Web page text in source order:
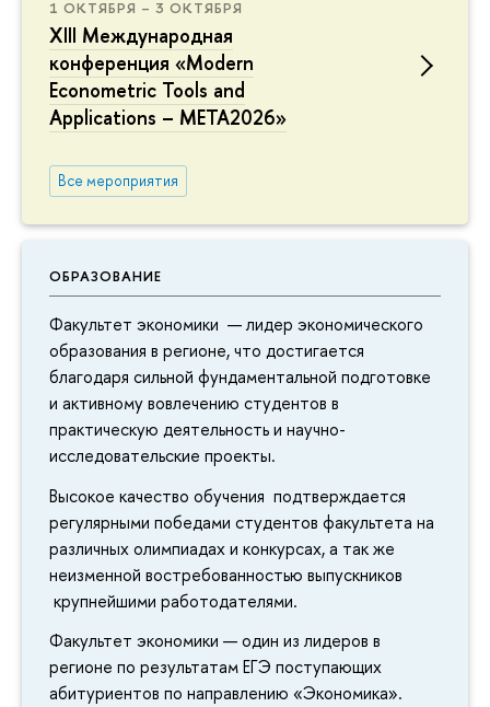
1 ОКТЯБРЯ – 3 ОКТЯБРЯ
XIII Международная
конференция «Modern
Econometric Tools and
Applications – META2026»
Все мероприятия
ОБРАЗОВАНИЕ
Факультет экономики — лидер экономического
образования в регионе, что достигается
благодаря сильной фундаментальной подготовке
и активному вовлечению студентов в
практическую деятельность и научно-
исследовательские проекты.
Высокое качество обучения подтверждается
регулярными победами студентов факультета на
различных олимпиадах и конкурсах, а так же
неизменной востребованностью выпускников
крупнейшими работодателями.
Факультет экономики — один из лидеров в
регионе по результатам ЕГЭ поступающих
абитуриентов по направлению «Экономика».